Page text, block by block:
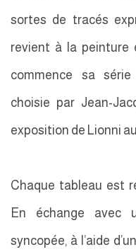
sortes de tracés
revient à la peinture
commence sa
choisie par Jean-
exposition de Lionni
Chaque tableau est
En échange avec
syncopée, à l’aide